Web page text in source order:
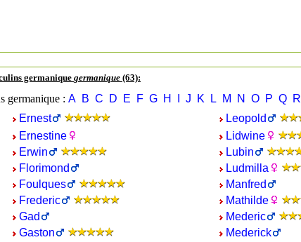
germanique germanique (63):
germanique : A B C D E F G H J K L M N O P Q R
Ernest
Leopold
Ernestine
Lidwine
Erwin
Lubin
Florimond
Ludmilla
Foulques
Manfred
Frederic
Mathilde
Gad
Mederic
Gaston
Mederick